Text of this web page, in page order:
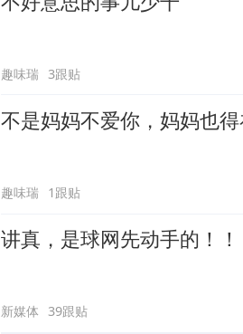
趣味瑞 3跟贴
不是妈妈不爱你，妈妈也
趣味瑞 1跟贴
讲真，是球网先动手的！！
新媒体 39跟贴